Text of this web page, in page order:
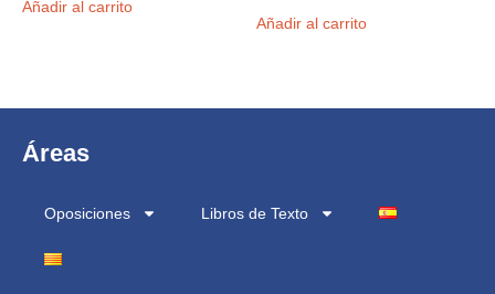
Añadir al carrito
Añadir al carrito
Áreas
Oposiciones Libros de Texto